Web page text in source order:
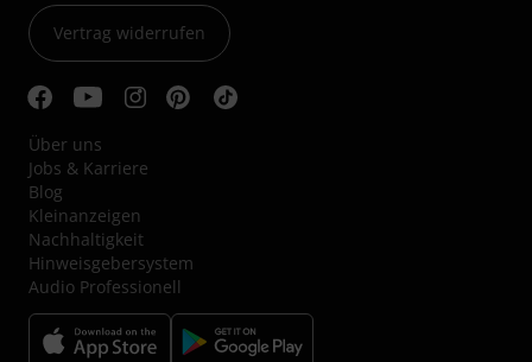
Vertrag widerrufen
Über uns
Jobs & Karriere
Blog
Kleinanzeigen
Nachhaltigkeit
Hinweisgebersystem
Audio Professionell